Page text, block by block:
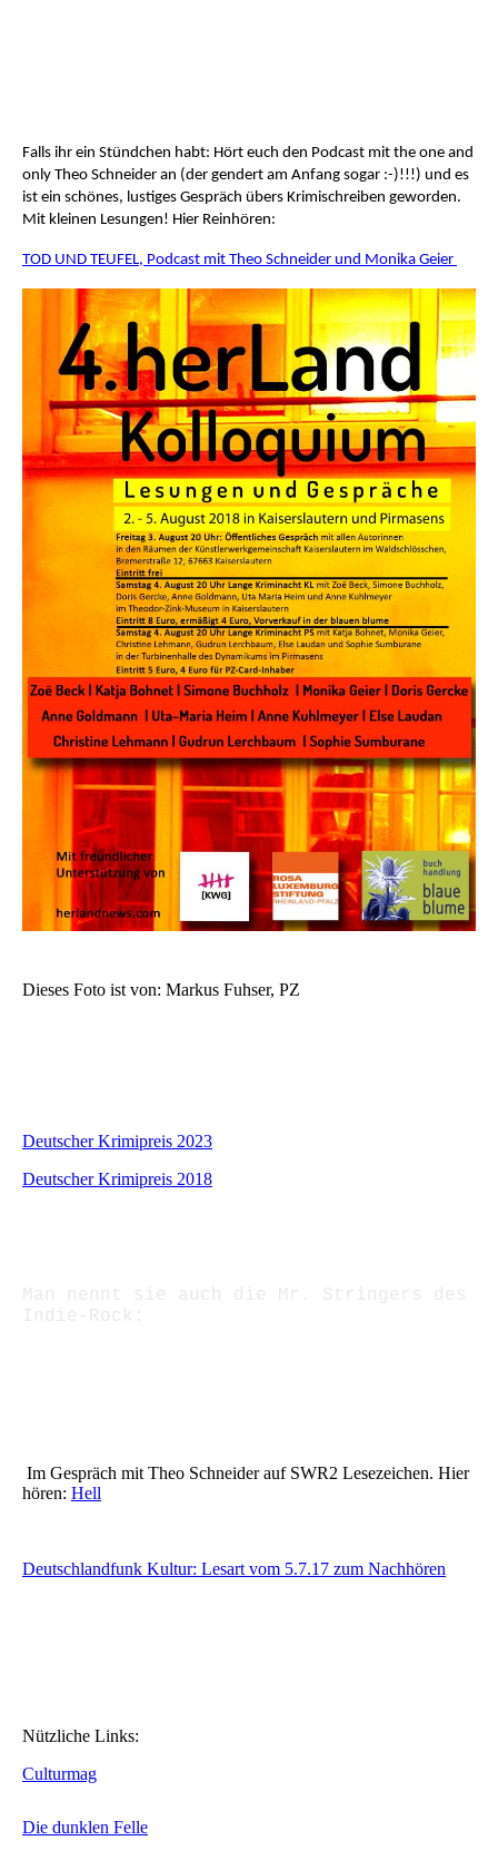
Falls ihr ein Stündchen habt: Hört euch den Podcast mit the one and
only Theo Schneider an (der gendert am Anfang sogar :-)!!!) und es
ist ein schönes, lustiges Gespräch übers Krimischreiben geworden.
Mit kleinen Lesungen! Hier Reinhören:
TOD UND TEUFEL, Podcast mit Theo Schneider und Monika Geier
Dieses Foto ist von: Markus Fuhser, PZ
Deutscher Krimipreis 2023
Deutscher Krimipreis 2018
Im Gespräch mit Theo Schneider auf SWR2 Lesezeichen. Hier
hören: Hell
Deutschlandfunk Kultur: Lesart vom 5.7.17 zum Nachhören
Nützliche Links:
Culturmag
Die dunklen Felle